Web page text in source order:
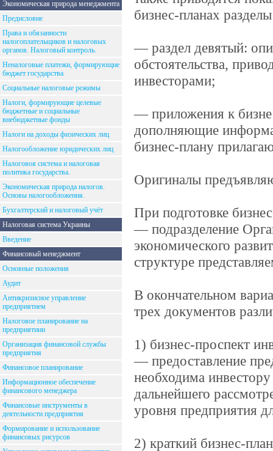
Экономическая природа менеджмента
Предисловие
Права и обязанности
налогоплательщиков и налоговых
органов. Налоговый контроль.
Неналоговые платежи, формирующие
бюджет государства
Социальные налоговые режимы
Налоги, формирующие целевые
бюджетные и социальные
внебюджетные фонды
Налоги на доходы физических лиц
Налогообложение юридических лиц
Налоговоя система и налоговая
политика государства.
Экономическая природа налогов.
Основы налогообложения.
Бухгалтерский и налоговый учёт
Налоговая система Украины
Введение
Финансовый менеджмент
Основные положения
Аудит
Антикризисное управление
предприятием
Налоговое планирование на
предприятиии
Организация финансовой службы
предприятия
Финансовое планирование
Информационное обеспечение
финансового менеджера
Финансовые инструменты в
деятельности предприятия
Формирование и использование
финансовых рисурсов
бизнес-планах
— раздел девятый:
обстоятельства,
инвесторами;
— приложения к
дополняющие
бизнес-плану
Оригиналы
При подготовке
— подразделение
экономического
структуре
В окончательном
трех документов
1) бизнес-проспект
— предоставление
необходима
дальнейшего
уровня предприятия
2) краткий бизнес-